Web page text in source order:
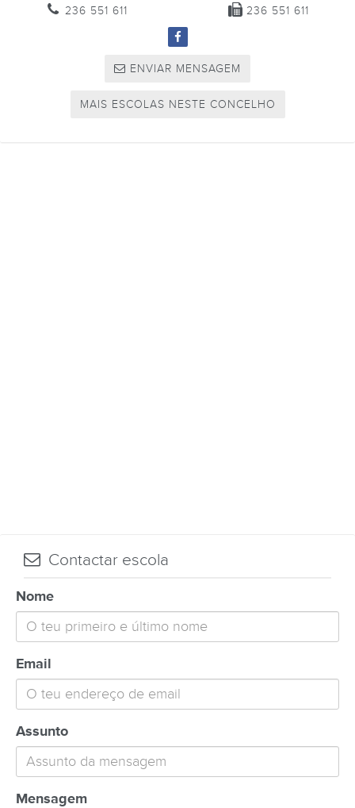
236 551 611 236 551 611
ENVIAR MENSAGEM
MAIS ESCOLAS NESTE CONCELHO
Contactar escola
Nome
Email
Assunto
Mensagem